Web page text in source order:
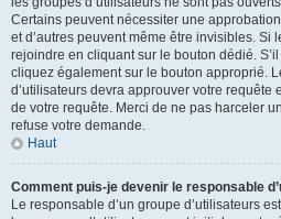
Certains peuvent nécessiter une
et d’autres peuvent même être invisibles. Si
rejoindre en cliquant sur le bouton dédié.
cliquez également sur le bouton approprié.
d’utilisateurs devra approuver votre requête
de votre requête. Merci de ne pas harceler
refuse votre demande.
Haut
Comment puis-je devenir le responsable
Le responsable d’un groupe d’utilisateurs